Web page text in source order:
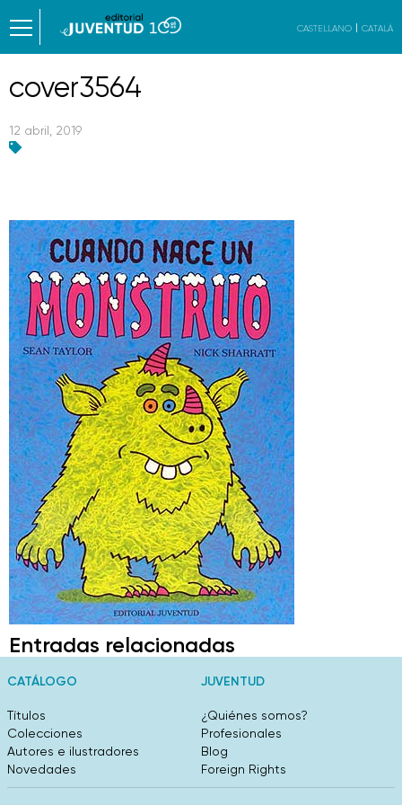
CASTELLANO CATALÀ
cover3564
12 abril, 2019
Entradas relacionadas
CATÁLOGO
Títulos
Colecciones
Autores e ilustradores
Novedades
JUVENTUD
¿Quiénes somos?
Profesionales
Blog
Foreign Rights